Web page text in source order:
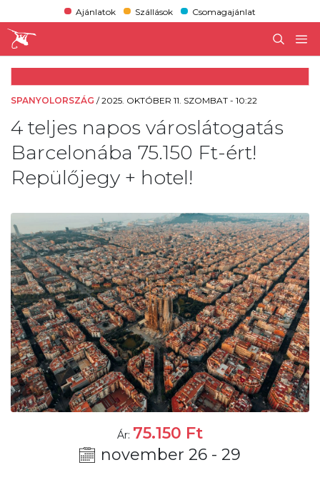
Ajánlatok Szállások Csomagajánlat
SPANYOLORSZÁG /2025. OKTÓBER 11. SZOMBAT - 10:22
4 teljes napos városlátogatás
Barcelonába 75.150 Ft-ért!
Repülőjegy + hotel!
Ár: 75.150 Ft
november 26 - 29